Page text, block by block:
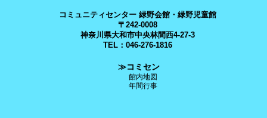
コミュニティセンター 緑野会館・緑野児童館
〒242-0008
神奈川県大和市中央林間西4-27-3
TEL：046-276-1816
≫コミセン
館内地図
年間行事